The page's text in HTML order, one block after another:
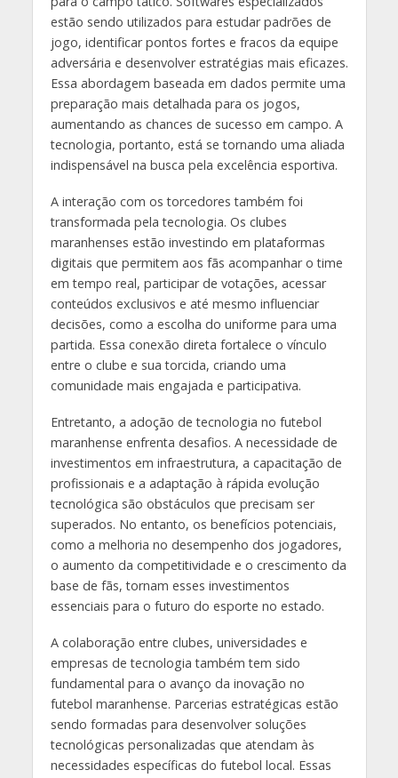
estão sendo utilizados para estudar padrões de
jogo, identificar pontos fortes e fracos da equipe
adversária e desenvolver estratégias mais eficazes.
Essa abordagem baseada em dados permite uma
preparação mais detalhada para os jogos,
aumentando as chances de sucesso em campo. A
tecnologia, portanto, está se tornando uma aliada
indispensável na busca pela excelência esportiva.
A interação com os torcedores também foi
transformada pela tecnologia. Os clubes
maranhenses estão investindo em plataformas
digitais que permitem aos fãs acompanhar o time
em tempo real, participar de votações, acessar
conteúdos exclusivos e até mesmo influenciar
decisões, como a escolha do uniforme para uma
partida. Essa conexão direta fortalece o vínculo
entre o clube e sua torcida, criando uma
comunidade mais engajada e participativa.
Entretanto, a adoção de tecnologia no futebol
maranhense enfrenta desafios. A necessidade de
investimentos em infraestrutura, a capacitação de
profissionais e a adaptação à rápida evolução
tecnológica são obstáculos que precisam ser
superados. No entanto, os benefícios potenciais,
como a melhoria no desempenho dos jogadores,
o aumento da competitividade e o crescimento da
base de fãs, tornam esses investimentos
essenciais para o futuro do esporte no estado.
A colaboração entre clubes, universidades e
empresas de tecnologia também tem sido
fundamental para o avanço da inovação no
futebol maranhense. Parcerias estratégicas estão
sendo formadas para desenvolver soluções
tecnológicas personalizadas que atendam às
necessidades específicas do futebol local. Essas